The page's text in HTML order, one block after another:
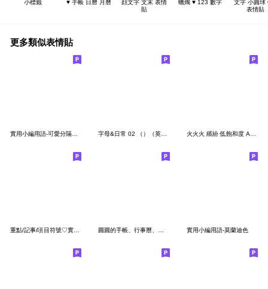
小標籤
♥ 手帳 日曆 月曆
顔文字 文末 表情
貼
蠟燭 ♥ 123 數字
文字 小圓球
表情貼
更多類似表情貼
實用小編用語-莫蘭迪色